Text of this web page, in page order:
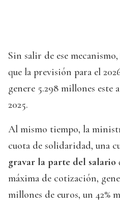
Sin salir de ese
que la previsión para el
genere 5.298 millones este
2025.
Al mismo tiempo, la
cuota de solidaridad, una
gravar la parte del salario
máxima de cotización,
millones de euros, un 42%